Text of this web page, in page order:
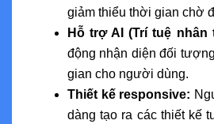
giảm thiểu thời gian chờ
Hỗ trợ AI (Trí tuệ nhân
động nhận diện đối
gian cho người dùng.
Thiết kế responsive:
dàng tạo ra các thiết kế